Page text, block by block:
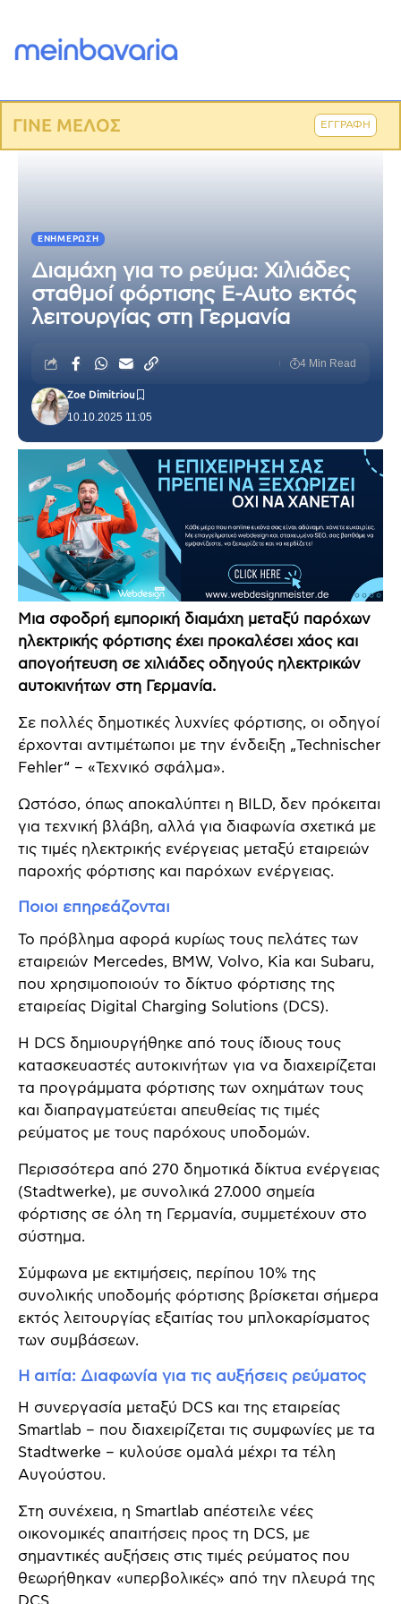
ΓΙΝΕ ΜΕΛΟΣ ΕΓΓΡΑΦΗ
ΕΝΗΜΈΡΩΣΗ
Διαμάχη για το ρεύμα: Χιλιάδες
σταθμοί φόρτισης E-Auto εκτός
λειτουργίας στη Γερμανία
10.10.2025 11:05
Zoe Dimitriou
4 Min Read
Μια σφοδρή εμπορική διαμάχη μεταξύ παρόχων
ηλεκτρικής φόρτισης έχει προκαλέσει χάος και
απογοήτευση σε χιλιάδες οδηγούς ηλεκτρικών
αυτοκινήτων στη Γερμανία.
Σε πολλές δημοτικές λυχνίες φόρτισης, οι οδηγοί
έρχονται αντιμέτωποι με την ένδειξη „Technischer
Fehler“ – «Τεχνικό σφάλμα».
Ωστόσο, όπως αποκαλύπτει η BILD, δεν πρόκειται
για τεχνική βλάβη, αλλά για διαφωνία σχετικά με
τις τιμές ηλεκτρικής ενέργειας μεταξύ εταιρειών
παροχής φόρτισης και παρόχων ενέργειας.
Ποιοι επηρεάζονται
Το πρόβλημα αφορά κυρίως τους πελάτες των
εταιρειών Mercedes, BMW, Volvo, Kia και Subaru,
που χρησιμοποιούν το δίκτυο φόρτισης της
εταιρείας Digital Charging Solutions (DCS).
Η DCS δημιουργήθηκε από τους ίδιους τους
κατασκευαστές αυτοκινήτων για να διαχειρίζεται
τα προγράμματα φόρτισης των οχημάτων τους
και διαπραγματεύεται απευθείας τις τιμές
ρεύματος με τους παρόχους υποδομών.
Περισσότερα από 270 δημοτικά δίκτυα ενέργειας
(Stadtwerke), με συνολικά 27.000 σημεία
φόρτισης σε όλη τη Γερμανία, συμμετέχουν στο
σύστημα.
Σύμφωνα με εκτιμήσεις, περίπου 10% της
συνολικής υποδομής φόρτισης βρίσκεται σήμερα
εκτός λειτουργίας εξαιτίας του μπλοκαρίσματος
των συμβάσεων.
Η αιτία: Διαφωνία για τις αυξήσεις ρεύματος
Η συνεργασία μεταξύ DCS και της εταιρείας
Smartlab – που διαχειρίζεται τις συμφωνίες με τα
Stadtwerke – κυλούσε ομαλά μέχρι τα τέλη
Αυγούστου.
Στη συνέχεια, η Smartlab απέστειλε νέες
οικονομικές απαιτήσεις προς τη DCS, με
σημαντικές αυξήσεις στις τιμές ρεύματος που
θεωρήθηκαν «υπερβολικές» από την πλευρά της